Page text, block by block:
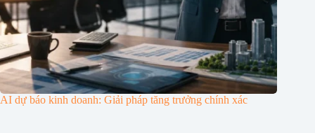
AI dự báo kinh doanh: Giải pháp tăng trưởng chính xác